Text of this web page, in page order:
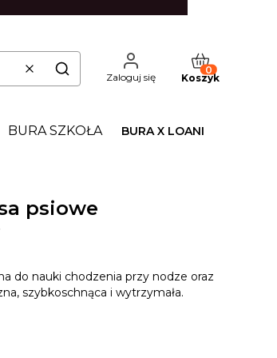
WyczyśćSzukaj Zaloguj się
Produkty w
Koszyk
BURA SZKOŁA BURA X LOANI
psiowe
do nauki chodzenia przy nodze oraz
szybkoschnąca i wytrzymała.